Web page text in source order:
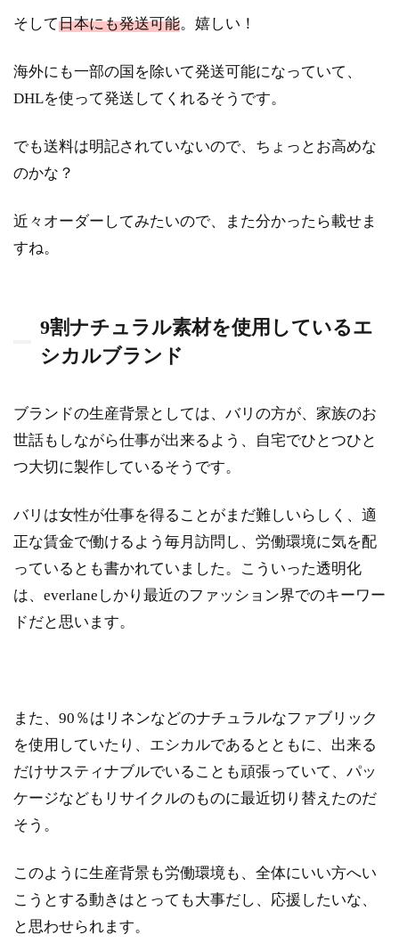
そして日本にも発送可能。嬉しい！
海外にも一部の国を除いて発送可能になっていて、
DHLを使って発送してくれるそうです。
でも送料は明記されていないので、ちょっとお高めな
のかな？
近々オーダーしてみたいので、また分かったら載せま
すね。
9割ナチュラル素材を使用しているエ
シカルブランド
ブランドの生産背景としては、バリの方が、家族のお
世話もしながら仕事が出来るよう、自宅でひとつひと
つ大切に製作しているそうです。
バリは女性が仕事を得ることがまだ難しいらしく、適
正な賃金で働けるよう毎月訪問し、労働環境に気を配
っているとも書かれていました。こういった透明化
は、everlaneしかり最近のファッション界でのキーワー
ドだと思います。
また、90％はリネンなどのナチュラルなファブリック
を使用していたり、エシカルであるとともに、出来る
だけサスティナブルでいることも頑張っていて、パッ
ケージなどもリサイクルのものに最近切り替えたのだ
そう。
このように生産背景も労働環境も、全体にいい方へい
こうとする動きはとっても大事だし、応援したいな、
と思わせられます。